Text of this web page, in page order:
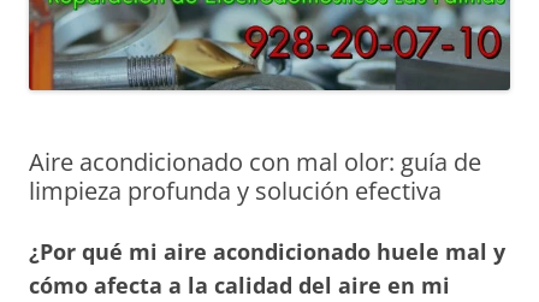
Aire acondicionado con mal olor: guía de
limpieza profunda y solución efectiva
¿Por qué mi aire acondicionado huele mal y
cómo afecta a la calidad del aire en mi